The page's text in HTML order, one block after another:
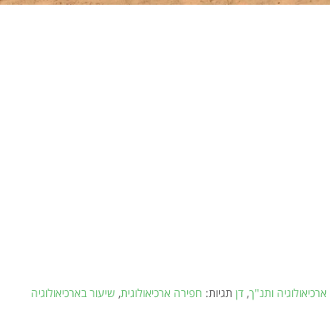
ארכיאולוגיה ותנ"ך,דן תגיות: חפירה ארכיאולוגית,שיעור בארכיאולוגיה